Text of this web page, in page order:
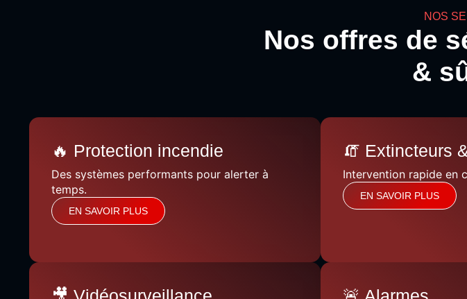
NOS
Nos offres de
&
🔥 Protection incendie
Des systèmes performants pour alerter à
temps.
EN SAVOIR PLUS
🧯 Extincteurs
Intervention rapide en
EN SAVOIR PLUS